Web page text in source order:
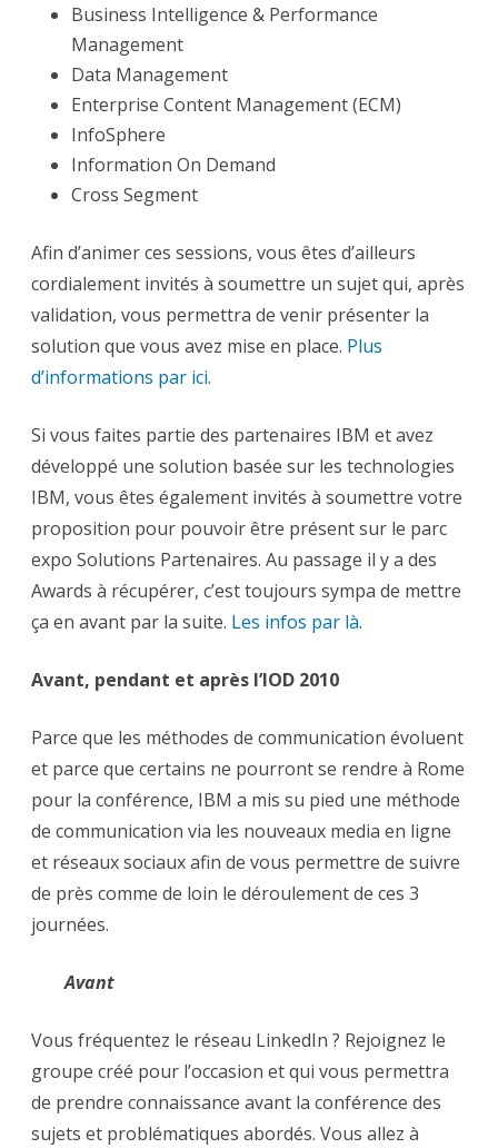
Business Intelligence & Performance
Management
Data Management
Enterprise Content Management (ECM)
InfoSphere
Information On Demand
Cross Segment
Afin d’animer ces sessions, vous êtes d’ailleurs
cordialement invités à soumettre un sujet qui, après
validation, vous permettra de venir présenter la
solution que vous avez mise en place. Plus
d’informations par ici.
Si vous faites partie des partenaires IBM et avez
développé une solution basée sur les technologies
IBM, vous êtes également invités à soumettre votre
proposition pour pouvoir être présent sur le parc
expo Solutions Partenaires. Au passage il y a des
Awards à récupérer, c’est toujours sympa de mettre
ça en avant par la suite. Les infos par là.
Avant, pendant et après l’IOD 2010
Parce que les méthodes de communication évoluent
et parce que certains ne pourront se rendre à Rome
pour la conférence, IBM a mis su pied une méthode
de communication via les nouveaux media en ligne
et réseaux sociaux afin de vous permettre de suivre
de près comme de loin le déroulement de ces 3
journées.
Avant
Vous fréquentez le réseau LinkedIn ? Rejoignez le
groupe créé pour l’occasion et qui vous permettra
de prendre connaissance avant la conférence des
sujets et problématiques abordés. Vous allez à